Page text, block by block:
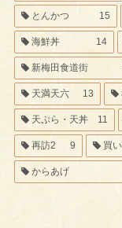
とんかつ 15
海鮮丼 14
新梅田食道街
天満天六 13
天ぷら・天丼 11
再訪2 9 買
からあげ